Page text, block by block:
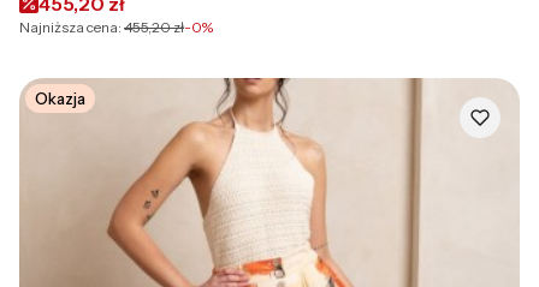
Najniższa cena: 455,20 zł-0%
Okazja